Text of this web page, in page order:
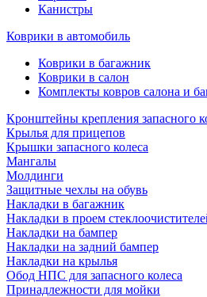
Канистры
Коврики в автомобиль
Коврики в багажник
Коврики в салон
Комплекты ковров салона и
Кронштейны крепления запасного
Крылья для прицепов
Крышки запасного колеса
Мангалы
Молдинги
Защитные чехлы на обувь
Накладки в багажник
Накладки в проем
Накладки на бампер
Накладки на задний бампер
Накладки на крылья
Обод НПС для запасного колеса
Принадлежности для мойки